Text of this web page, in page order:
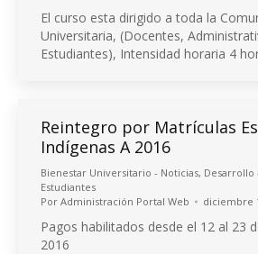
El curso esta dirigido a toda la
Universitaria, (Docentes,
Estudiantes), Intensidad horaria 4
Reintegro por Matrículas
Indígenas A 2016
Bienestar Universitario - Noticias, Desarrollo
Estudiantes
Por Administración Portal Web diciembre
Pagos habilitados desde el 12 al 23
2016